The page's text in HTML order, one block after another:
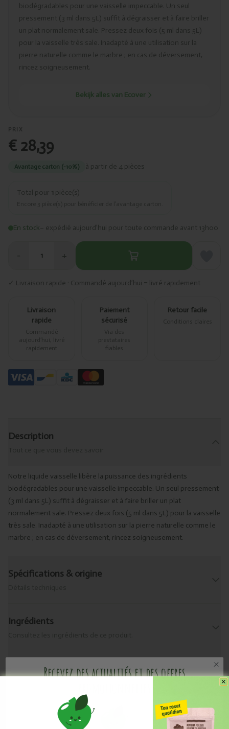
biodégradables pour une vaisselle impeccable. Un seul
pressement (3 ml dans 5L) suffit à dégraisser et à faire briller
un plat normalement sale. Pressez deux fois (5 ml dans 5L)
pour la vaisselle très sale. Inadapté à une utilisation sur la
pierre naturelle comme le marbre ; en cas de déversement,
rincez soigneusement.
Bekijk alles van Ecover
PRIX
€ 28,39
Avantage carton (-10%) à partir de 4 pièces
Total pour 1 pièce(s)
En stock– expédié aujourd’hui pour toute commande avant 13h00
− 1 +
✓ Livraison rapide · Commandé aujourd’hui = livré rapidement
Livraison
rapide
Commandé
aujourd’hui, livré
rapidement
Paiement
sécurisé
Via des
prestataires
fiables
Retour facile
Conditions claires
Description
Notre liquide vaisselle libère la puissance des ingrédients
biodégradables pour une vaisselle impeccable. Un seul pressement
(3 ml dans 5L) suffit à dégraisser et à faire briller un plat
normalement sale. Pressez deux fois (5 ml dans 5L) pour la vaisselle
très sale. Inadapté à une utilisation sur la pierre naturelle comme le
marbre ; en cas de déversement, rincez soigneusement.
Spécifications & origine
Ingrédients
Allergènes
Livraison & retour
Recevez des actualités et des offres